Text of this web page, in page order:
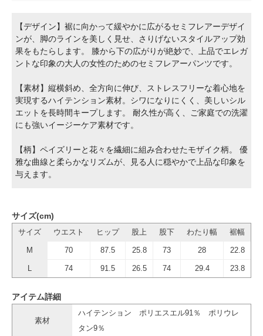
【デザイン】裾に向かって緩やかに広がるセミフレアーデザイ
ンが、脚のラインを美しく見せ、さりげないスタイルアップ効
果をもたらします。 膝から下の広がりが絶妙で、上品でエレガ
ントな印象の大人の女性のためのセミフレアーパンツです。
【素材】縦横斜め、全方向に伸び、ストレスフリーな着心地を
実現するハイテンション素材。シワになりにくく、美しいシル
エットを長時間キープします。 耐久性が高く、ご家庭での洗濯
にも強いイージーケア素材です。
【柄】ペイズリーと花々を繊細に組み合わせたモザイク柄。 優
雅な曲線と柔らかなリズムが、見る人に穏やかで上品な印象を
与えます。
サイズ(cm)
サイズ ウエスト ヒップ 股上 股下 わたり幅 裾幅
M 70 87.5 25.8 73 28 22.8
74 91.5 26.5 74 29.4 23.8
アイテム詳細
素材
ハイテンション ポリエスエル91％ ポリウレ
タン9％